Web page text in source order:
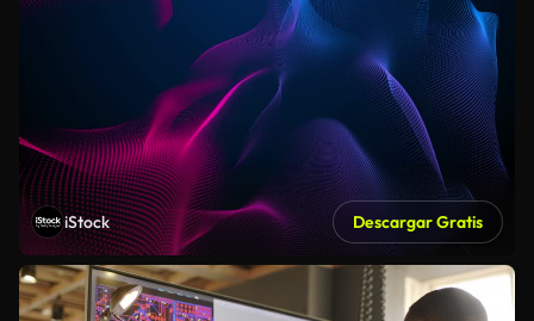
iStock Descargar Gratis